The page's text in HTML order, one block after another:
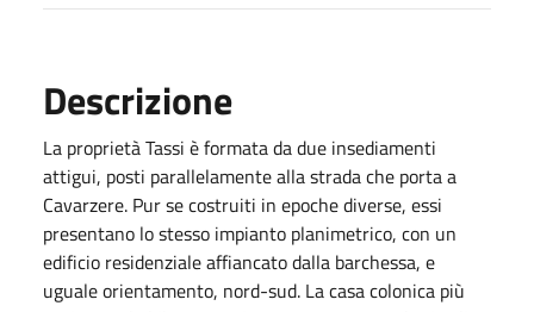
Descrizione
La proprietà Tassi è formata da due insediamenti
attigui, posti parallelamente alla strada che porta a
Cavarzere. Pur se costruiti in epoche diverse, essi
presentano lo stesso impianto planimetrico, con un
edificio residenziale affiancato dalla barchessa, e
uguale orientamento, nord-sud. La casa colonica più